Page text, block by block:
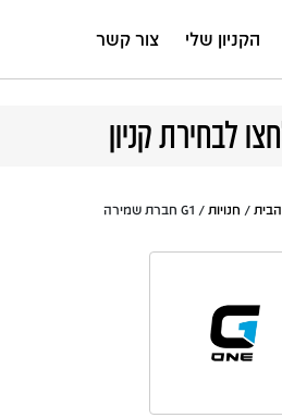
הקניון שלי צור קשר
לבחירת קניון
/ חנויות / G1 חברת שמירה